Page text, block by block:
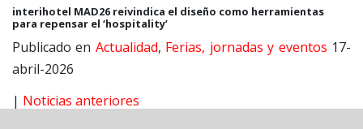
interihotel MAD26 reivindica el diseño como herramientas
para repensar el ‘hospitality’
Publicado en Actualidad, Ferias, jornadas y eventos 17-
abril-2026
| Noticias anteriores